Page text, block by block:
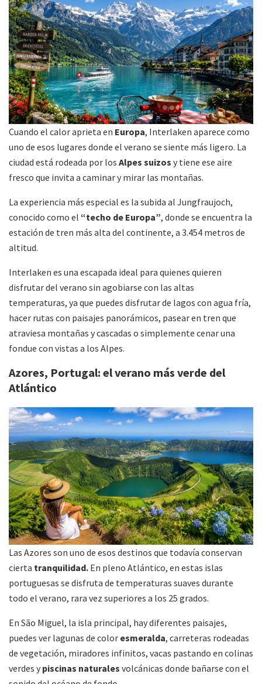
Cuando el calor aprieta en Europa, Interlaken aparece como
uno de esos lugares donde el verano se siente más ligero. La
ciudad está rodeada por los Alpes suizos y tiene ese aire
fresco que invita a caminar y mirar las montañas.
La experiencia más especial es la subida al Jungfraujoch,
conocido como el “techo de Europa”, donde se encuentra la
estación de tren más alta del continente, a 3.454 metros de
altitud.
Interlaken es una escapada ideal para quienes quieren
disfrutar del verano sin agobiarse con las altas
temperaturas, ya que puedes disfrutar de lagos con agua fría,
hacer rutas con paisajes panorámicos, pasear en tren que
atraviesa montañas y cascadas o simplemente cenar una
fondue con vistas a los Alpes.
Azores, Portugal: el verano más verde del
Atlántico
Las Azores son uno de esos destinos que todavía conservan
cierta tranquilidad. En pleno Atlántico, en estas islas
portuguesas se disfruta de temperaturas suaves durante
todo el verano, rara vez superiores a los 25 grados.
En São Miguel, la isla principal, hay diferentes paisajes,
puedes ver lagunas de color esmeralda, carreteras rodeadas
de vegetación, miradores infinitos, vacas pastando en colinas
verdes y piscinas naturales volcánicas donde bañarse con el